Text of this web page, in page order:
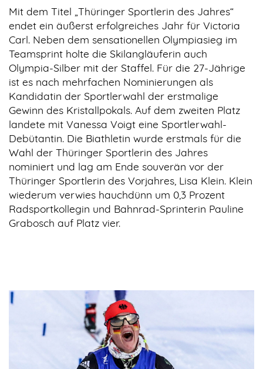
Mit dem Titel „Thüringer Sportlerin des Jahres“
endet ein äußerst erfolgreiches Jahr für Victoria
Carl. Neben dem sensationellen Olympiasieg im
Teamsprint holte die Skilangläuferin auch
Olympia-Silber mit der Staffel. Für die 27-Jährige
ist es nach mehrfachen Nominierungen als
Kandidatin der Sportlerwahl der erstmalige
Gewinn des Kristallpokals. Auf dem zweiten Platz
landete mit Vanessa Voigt eine Sportlerwahl-
Debütantin. Die Biathletin wurde erstmals für die
Wahl der Thüringer Sportlerin des Jahres
nominiert und lag am Ende souverän vor der
Thüringer Sportlerin des Vorjahres, Lisa Klein. Klein
wiederum verwies hauchdünn um 0,3 Prozent
Radsportkollegin und Bahnrad-Sprinterin Pauline
Grabosch auf Platz vier.